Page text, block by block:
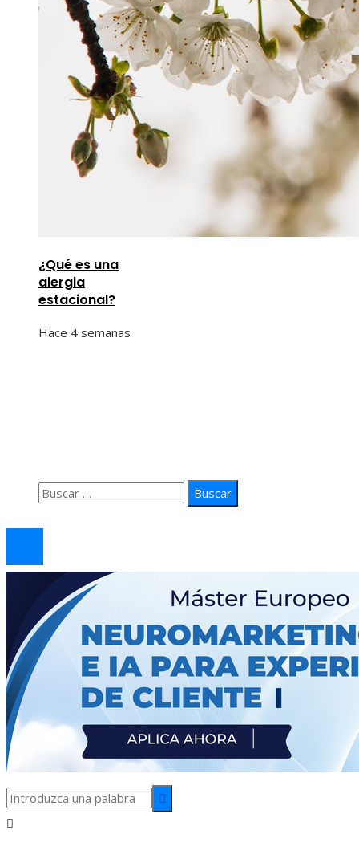
¿Qué es una
alergia
estacional?
Hace 4 semanas
Buscar: